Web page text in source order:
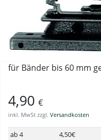
für Bänder bis 60 mm
4,90 €
inkl. MwSt zzgl. Versandkosten
ab 4
4,50€